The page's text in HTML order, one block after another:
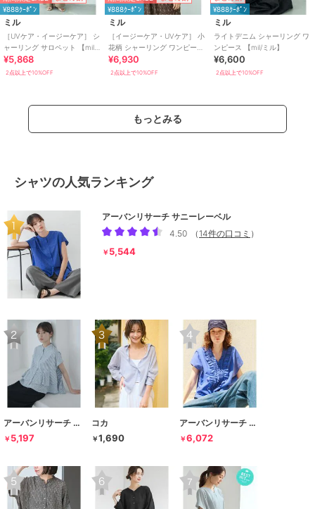
¥888ｸｰﾎﾟﾝ
ミル
［UVケア・イージーケア］ シ
ャーリング サロペット 【mil/
ミル】
¥5,868
2点以上で10%OFF
¥888ｸｰﾎﾟﾝ
ミル
［イージーケア・UVケア］ 小
花柄 シャーリング ワンピース
【mil/ミル】
¥6,930
2点以上で10%OFF
¥888ｸｰﾎﾟﾝ
ミル
ライトデニム シャーリング ワ
ンピース 【mil/ミル】
¥6,600
2点以上で10%OFF
もっとみる
シャツの人気ランキング
アーバンリサーチ サニーレーベル
4.50
（ 14件の口コミ ）
￥ 5,544
アーバンリサーチ サニーレーベル
￥ 5,197
コカ
￥1,690
アーバンリサーチ サニーレーベル
￥6,072